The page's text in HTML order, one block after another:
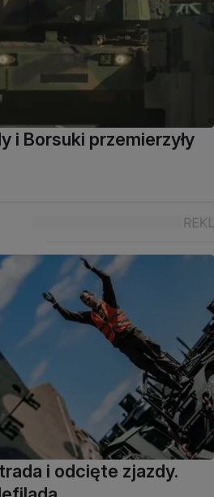
i Borsuki przemierzyły
i odcięte zjazdy.